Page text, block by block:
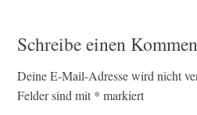
Schreibe einen
Deine E-Mail-Adresse wird nicht
Felder sind mit * markiert